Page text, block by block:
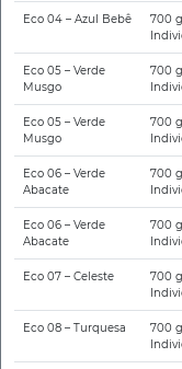
Eco 04 – Azul Bebê
700
Eco 05 – Verde
Musgo
700
Eco 05 – Verde
Musgo
700
Eco 06 – Verde
Abacate
700
Eco 06 – Verde
Abacate
700
Eco 07 – Celeste
700
Eco 08 – Turquesa
700